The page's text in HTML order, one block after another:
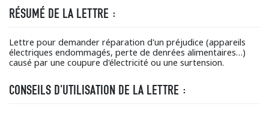
RÉSUMÉ DE LA LETTRE :
Lettre pour demander réparation d'un préjudice (appareils
électriques endommagés, perte de denrées alimentaires…)
causé par une coupure d'électricité ou une surtension.
CONSEILS D'UTILISATION DE LA LETTRE :